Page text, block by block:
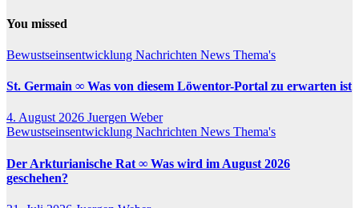
You missed
Bewustseinsentwicklung Nachrichten News Thema's
St. Germain ∞ Was von diesem Löwentor-Portal zu erwarten ist
4. August 2026 Juergen Weber
Bewustseinsentwicklung Nachrichten News Thema's
Der Arkturianische Rat ∞ Was wird im August 2026
geschehen?